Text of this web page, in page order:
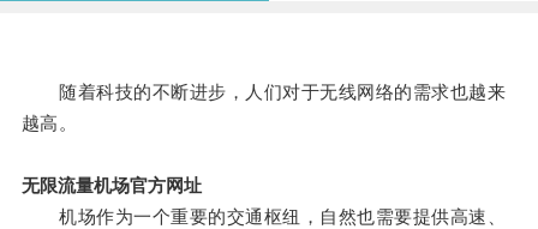
随着科技的不断进步，人们对于无线网络的需求也越来
越高。
无限流量机场官方网址
机场作为一个重要的交通枢纽，自然也需要提供高速、